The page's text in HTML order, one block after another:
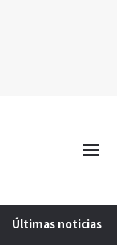
Últimas noticias